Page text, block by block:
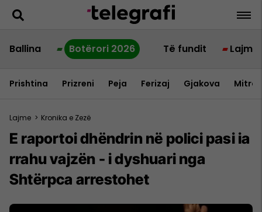
Ballina Botërori 2026 Të fundit Lajme
Prishtina Prizreni Peja Ferizaj Gjakova
Lajme > Kronika e Zezë
E raportoi dhëndrin në polici pasi ia
rrahu vajzën - i dyshuari nga
Shtërpca arrestohet